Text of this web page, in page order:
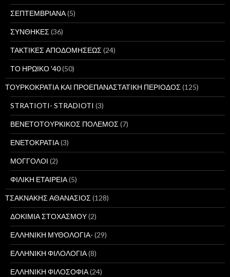
ΣΕΠΤΕΜΒΡΙΑΝΑ(5)
ΣΥΝΘΗΚΕΣ (36)
ΤΑΚΤΙΚΕΣ ΑΠΟΔΟΜΗΣΕΩΣ (24)
ΤΟ ΗΡΩΙΚΟ '40(50)
ΤΟΥΡΚΟΚΡΑΤΙΑ ΚΑΙ ΠΡΟΕΠΑΝΑΣΤΑΤΙΚΗ ΠΕΡΙΟΔΟΣ (125)
STRATIOTI- STRADIOTI (3)
ΒΕΝΕΤΟΤΟΥΡΚΙΚΟΣ ΠΟΛΕΜΟΣ (7)
ΕΝΕΤΟΚΡΑΤΙΑ(3)
ΜΟΓΓΟΛΟΙ (2)
ΦΙΛΙΚΗ ΕΤΑΙΡΕΙΑ(5)
ΤΣΑΚΝΑΚΗΣ ΑΘΑΝΑΣΙΟΣ (128)
ΔΟΚΙΜΙΑ ΣΤΟΧΑΣΜΟΥ(2)
ΕΛΛΗΝΙΚΗ ΜΥΘΟΛΟΓΙΑ- (29)
ΕΛΛΗΝΙΚΗ ΦΙΛΟΛΟΓΙΑ(8)
ΕΛΛΗΝΙΚΗ ΦΙΛΟΣΟΦΙΑ(24)